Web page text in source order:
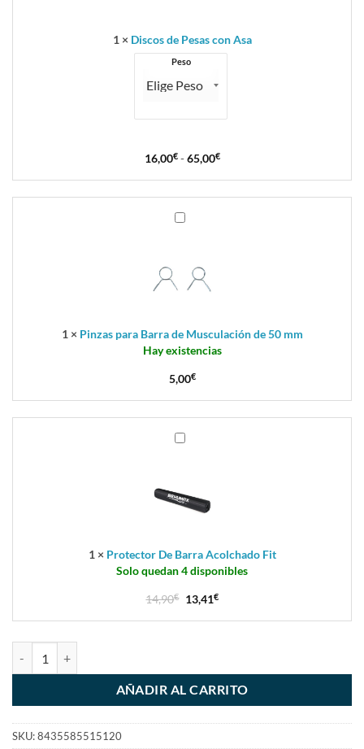
1 × Discos de Pesas con Asa
Peso
16,00€ - 65,00€
1 × Pinzas para Barra de Musculación de 50 mm
Hay existencias
5,00€
1 × Protector De Barra Acolchado Fit
Solo quedan 4 disponibles
14,90€ 13,41€
AÑADIR AL CARRITO
SKU:8435585515120